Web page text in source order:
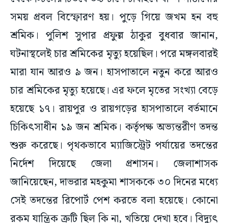
সময় প্রবল বিস্ফোরণ হয়। পুড়ে গিয়ে জখম হন বহু
শ্রমিক। পুলিশ সুপার প্রফুল্ল ঠাকুর বুধবার জানান,
ঘটনাস্থলেই চার শ্রমিকের মৃত্যু হয়েছিল। পরে মঙ্গলবারই
মারা যান আরও ৯ জন। হাসপাতালে নতুন করে আরও
চার শ্রমিকের মৃত্যু হয়েছে। এর ফলে মৃতের সংখ্যা বেড়ে
হয়েছে ১৭। রায়পুর ও রায়গড়ের হাসপাতালে বর্তমানে
চিকিৎসাধীন ১৯ জন শ্রমিক। কর্তৃপক্ষ অভ্যন্তরীণ তদন্ত
শুরু করেছে। পৃথকভাবে ম্যাজিস্ট্রেট পর্যায়ের তদন্তের
নির্দেশ দিয়েছে জেলা প্রশাসন। জেলাশাসক
জানিয়েছেন, দাভরার মহকুমা শাসককে ৩০ দিনের মধ্যে
সেই তদন্তের রিপোর্ট পেশ করতে বলা হয়েছে। কোনো
রকম যান্ত্রিক ত্রুটি ছিল কি না, খতিয়ে দেখা হবে। বিদ্যুৎ